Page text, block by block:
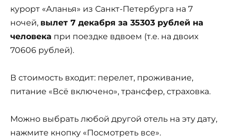
курорт «Аланья» из Санкт-Петербурга на 7
ночей, вылет 7 декабря за 35303 рублей на
человека при поездке вдвоем (т.е. на двоих
70606 рублей).
В стоимость входит: перелет, проживание,
питание «Всё включено», трансфер, страховка.
Можно выбрать любой другой отель на эту дату,
нажмите кнопку «Посмотреть все».